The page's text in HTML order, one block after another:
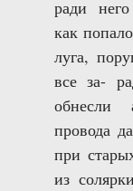
ради
как
луга,
все за-
обнесли
провода
при
из